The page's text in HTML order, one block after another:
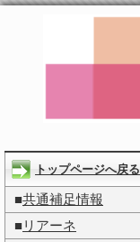
トップページへ戻る
■共通補足情報
■リアーネ